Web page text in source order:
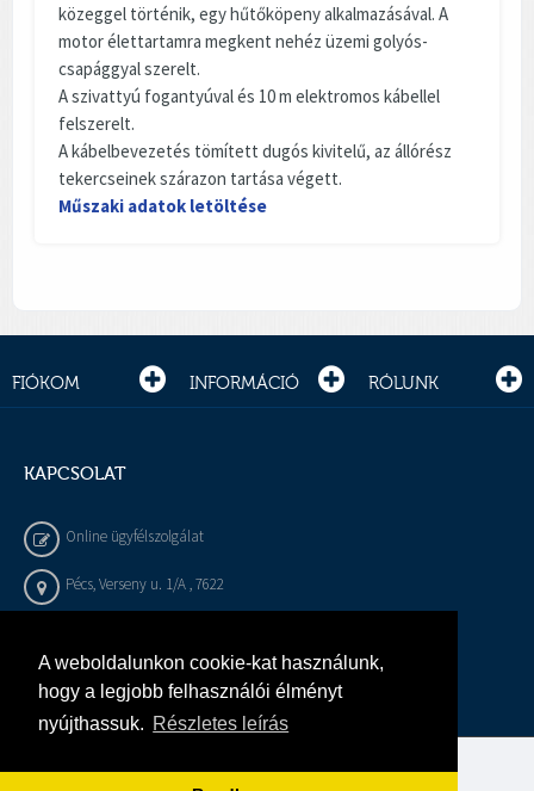
A weboldalunkon cookie-kat használunk,
hogy a legjobb felhasználói élményt
nyújthassuk. Részletes leírás
közeggel történik, egy hűtőköpeny alkalmazásával. A
motor élettartamra megkent nehéz üzemi golyós-
csapággyal szerelt.
A szivattyú fogantyúval és 10 m elektromos kábellel
felszerelt.
A kábelbevezetés tömített dugós kivitelű, az állórész
tekercseinek szárazon tartása végett.
Műszaki adatok letöltése
FIÓKOM INFORMÁCIÓ RÓLUNK
KAPCSOLAT
Online ügyfélszolgálat
Pécs, Verseny u. 1/A , 7622
info@gepeszbolt.hu
Árukereső, a hiteles vásárlási kalauz